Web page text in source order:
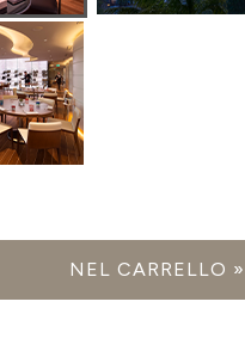
NEL CARRELLO »